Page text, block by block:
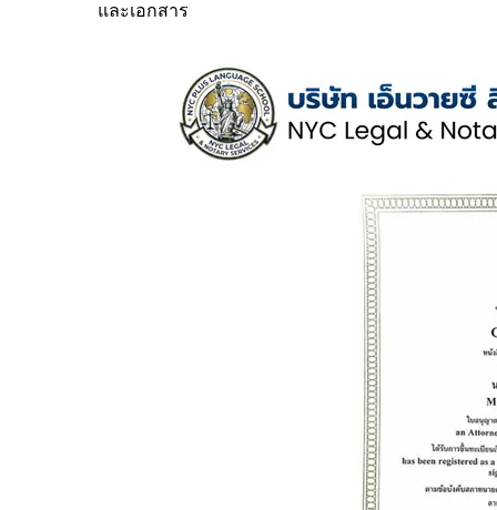
และเอกสาร